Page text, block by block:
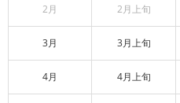
2月 2月上旬
3月 3月上旬
4月 4月上旬